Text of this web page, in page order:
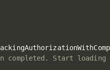
completed. Start loading